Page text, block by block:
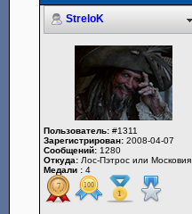
StreloK
Пользователь: #1311
Зарегистрирован: 2008-04-07
Сообщений: 1280
Откуда: Лос-Пэтрос или Московия
Медали : 4